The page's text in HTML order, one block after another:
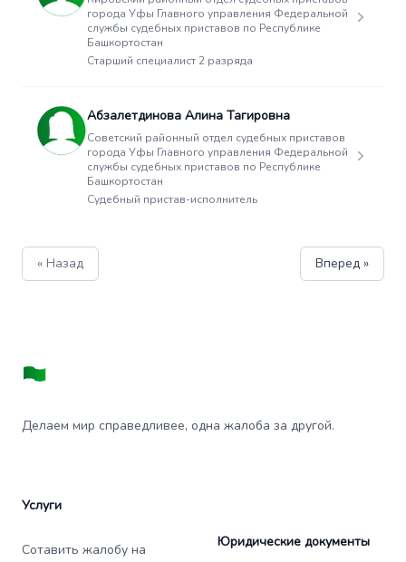
города Уфы Главного управления Федеральной
службы судебных приставов по Республике
Башкортостан
Старший специалист 2 разряда
Абзалетдинова Алина Тагировна
Советский районный отдел судебных приставов
города Уфы Главного управления Федеральной
службы судебных приставов по Республике
Башкортостан
Судебный пристав-исполнитель
« Назад Вперед »
Делаем мир справедливее, одна жалоба за другой.
Услуги
Сотавить жалобу на Юридические документы